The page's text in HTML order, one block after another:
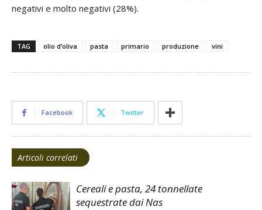
negativi e molto nega­tivi (28%).
TAG olio d’oliva pasta primario produzione vini
Facebook Twitter
Articoli correlati
Cereali e pasta, 24 tonnellate
sequestrate dai Nas